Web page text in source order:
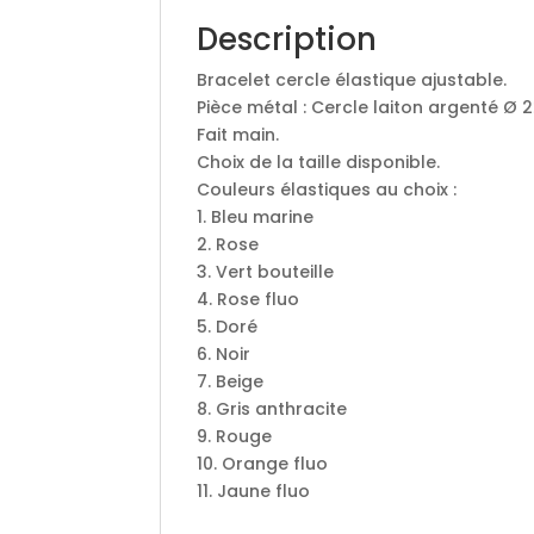
Description
Bracelet cercle élastique ajustable.
Pièce métal : Cercle laiton argenté Ø
Fait main.
Choix de la taille disponible.
Couleurs élastiques au choix :
1. Bleu marine
2. Rose
3. Vert bouteille
4. Rose fluo
5. Doré
6. Noir
7. Beige
8. Gris anthracite
9. Rouge
10. Orange fluo
11. Jaune fluo